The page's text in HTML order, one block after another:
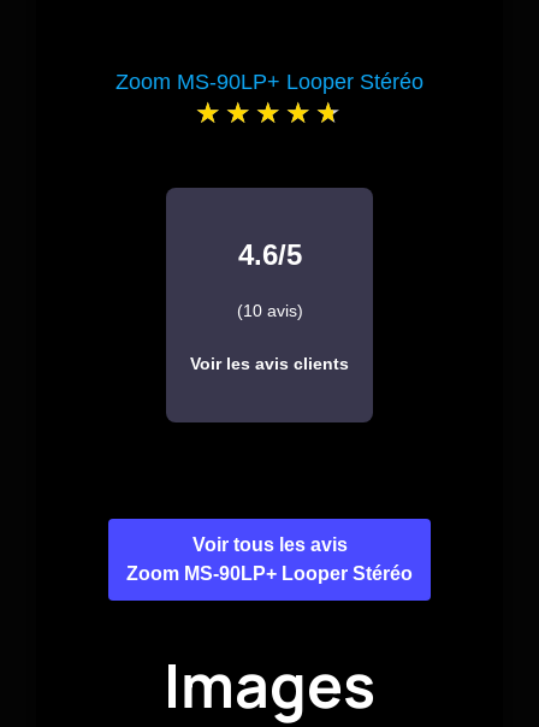
Zoom MS-90LP+ Looper Stéréo
4.6/5
(10 avis)
Voir les avis clients
Voir tous les avis
Zoom MS-90LP+ Looper Stéréo
Images